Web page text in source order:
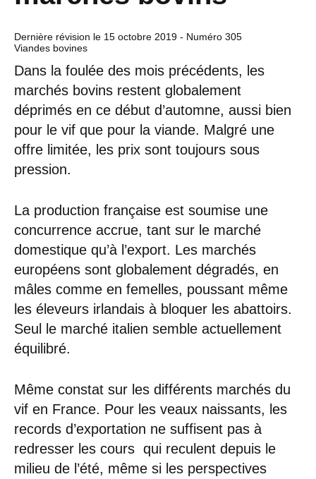
Dernière révision le 15 octobre 2019 - Numéro 305
Viandes bovines
Dans la foulée des mois précédents, les
marchés bovins restent globalement
déprimés en ce début d’automne, aussi bien
pour le vif que pour la viande. Malgré une
offre limitée, les prix sont toujours sous
pression.
La production française est soumise une
concurrence accrue, tant sur le marché
domestique qu’à l’export. Les marchés
européens sont globalement dégradés, en
mâles comme en femelles, poussant même
les éleveurs irlandais à bloquer les abattoirs.
Seul le marché italien semble actuellement
équilibré.
Même constat sur les différents marchés du
vif en France. Pour les veaux naissants, les
records d’exportation ne suffisent pas à
redresser les cours qui reculent depuis le
milieu de l’été, même si les perspectives